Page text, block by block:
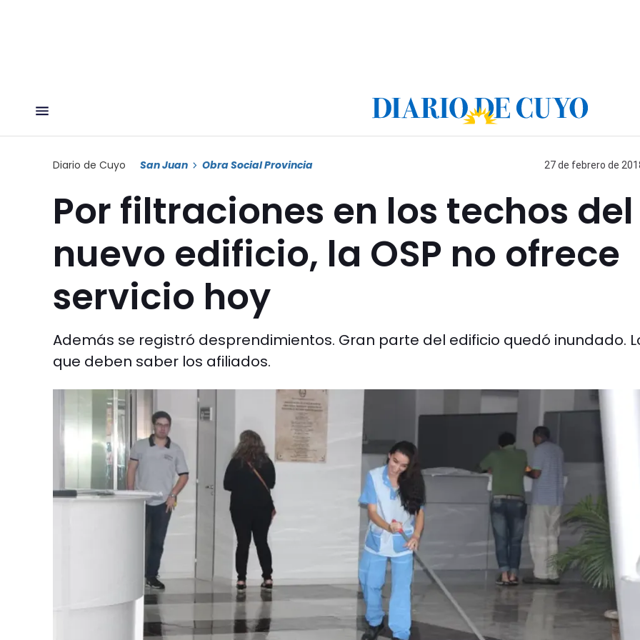
Diario de Cuyo San Juan Obra Social Provincia 27 de febrero de
Por filtraciones en los techos del
nuevo edificio, la OSP no ofrece
servicio hoy
Además se registró desprendimientos. Gran parte del edificio quedó inundado.
que deben saber los afiliados.